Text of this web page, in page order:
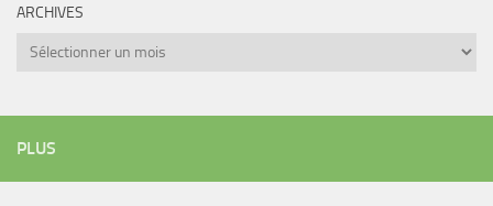
ARCHIVES
Archives
PLUS